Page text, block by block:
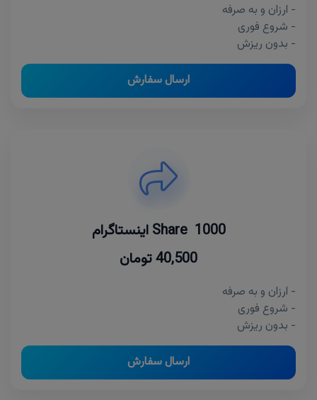
- ارزان و به صرفه
- شروع فوری
- بدون ریزش
ارسال سفارش
1000 Share اینستاگرام
40,500 تومان
- ارزان و به صرفه
- شروع فوری
- بدون ریزش
ارسال سفارش